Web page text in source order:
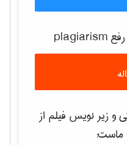
و زیر نویس فیلم از
ماست: